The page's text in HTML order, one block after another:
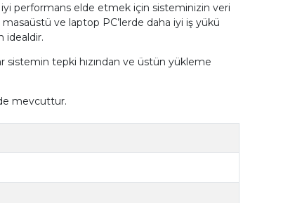
performans elde etmek için sisteminizin veri
ve laptop PC’lerde daha iyi iş yükü
idealdir.
sistemin tepki hızından ve üstün yükleme
mevcuttur.